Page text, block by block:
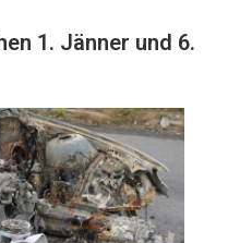
1. Jänner und 6.